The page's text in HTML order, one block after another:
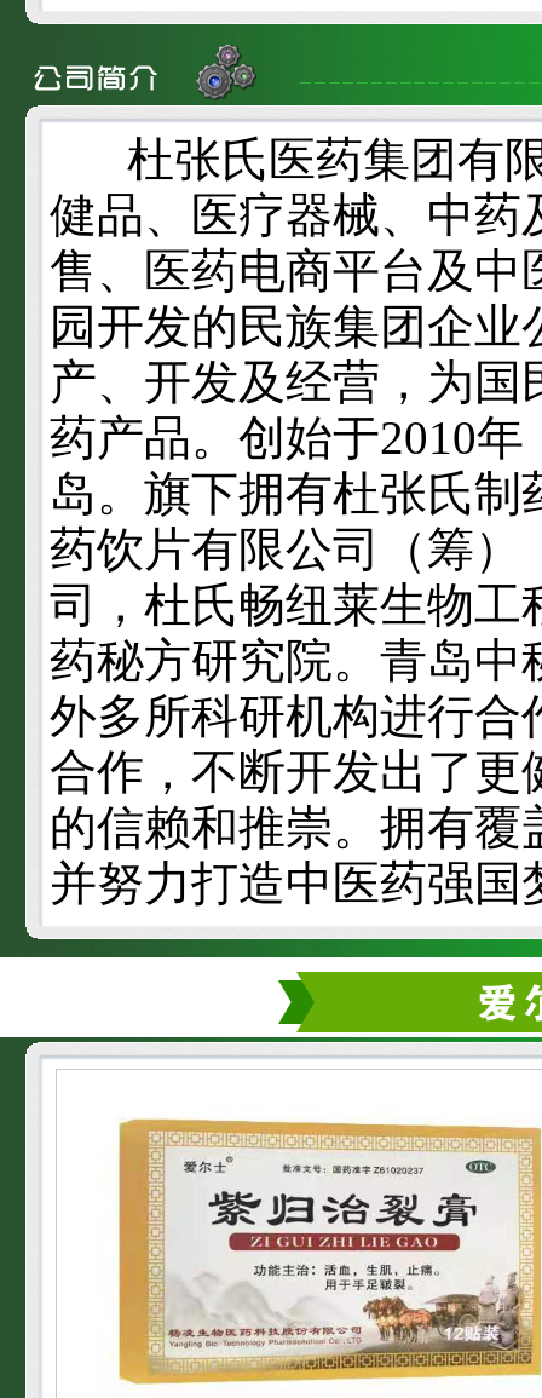
杜张氏医药集团有
健品、医疗器械、中
售、医药电商平台及
园开发的民族集团企
产、开发及经营，为
药产品。创始于2010
岛。旗下拥有杜张氏
药饮片有限公司（筹
司，杜氏畅纽莱生物
药秘方研究院。青岛
外多所科研机构进行
合作，不断开发出了
的信赖和推崇。拥有
并努力打造中医药强国